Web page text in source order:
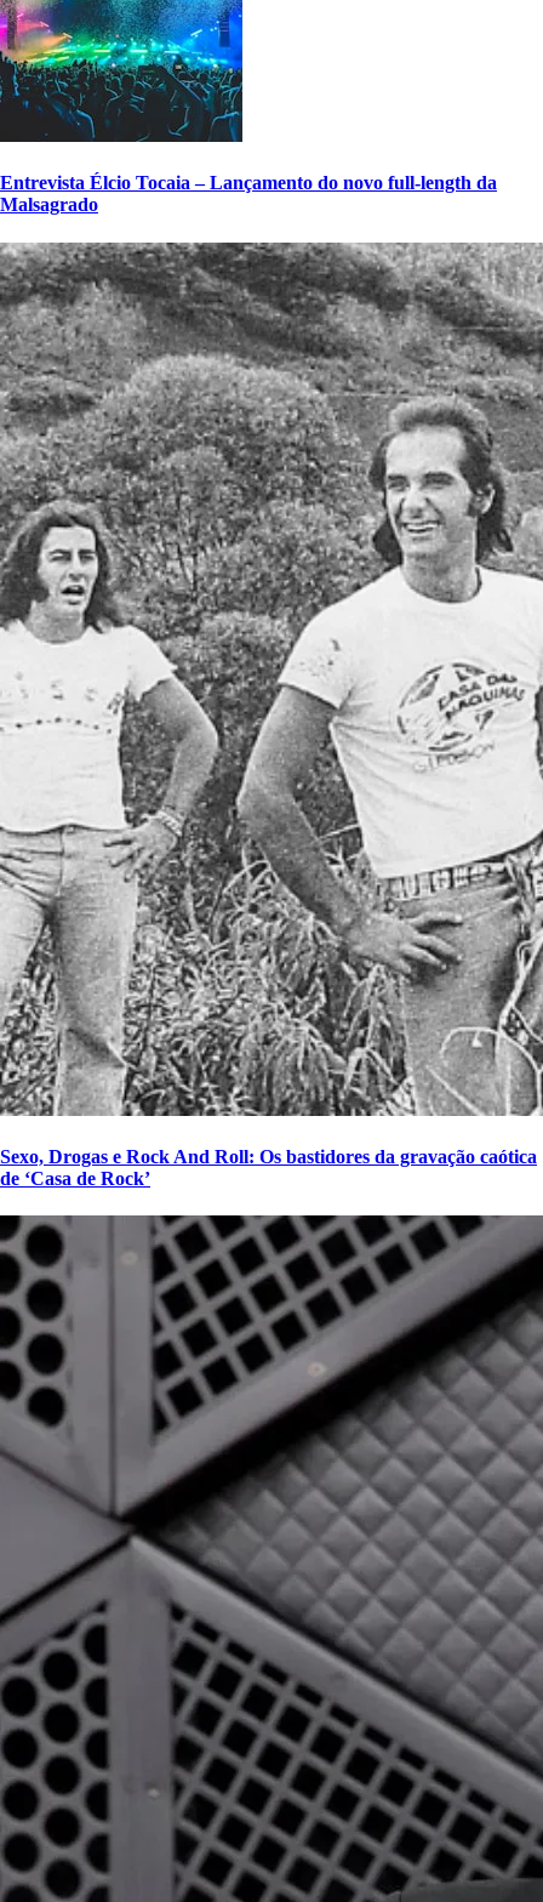
Entrevista Élcio Tocaia – Lançamento do novo full-length da
Malsagrado
Sexo, Drogas e Rock And Roll: Os bastidores da gravação caótica
de ‘Casa de Rock’